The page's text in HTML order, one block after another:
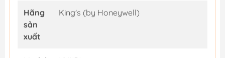
Hãng
sản
xuất
King's (by Honeywell)